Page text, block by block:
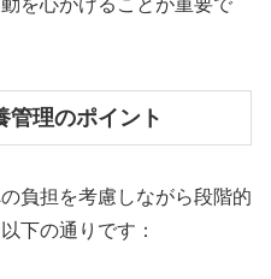
を心がけることが重要で
管理のポイント
負担を考慮しながら段階的
下の通りです：